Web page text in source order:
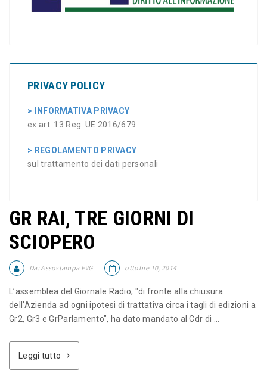
PRIVACY POLICY
> INFORMATIVA PRIVACY
ex art. 13 Reg. UE 2016/679
> REGOLAMENTO PRIVACY
sul trattamento dei dati personali
GR RAI, TRE GIORNI DI
SCIOPERO
Da:Assostampa FVG ottobre 10, 2014
L’assemblea del Giornale Radio, "di fronte alla chiusura
dell’Azienda ad ogni ipotesi di trattativa circa i tagli di edizioni a
Gr2, Gr3 e GrParlamento", ha dato mandato al Cdr di ...
Leggi tutto